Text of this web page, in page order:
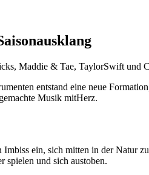
Maddie & Tae, TaylorSwift und
entstand eine neue
Musik mitHerz.
ein, sich mitten in der Natur
spielen und sich austoben.